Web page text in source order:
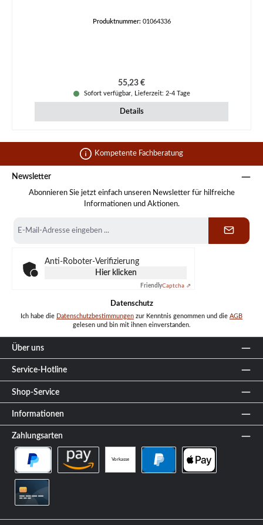
Produktnummer: 01064336
Regulärer Preis:
55,23 €
Sofort verfügbar, Lieferzeit: 2-4 Tage
Details
Kompetente Fachberatung
Newsletter
Abonnieren Sie jetzt einfach unseren Newsletter für hilfreiche
Informationen und Aktionen.
Mail-
Anti-Roboter-Verifizierung
Hier klicken
FriendlyCaptcha ⇗
Datenschutz
Ich habe die Datenschutzbestimmungen zur Kenntnis genommen und die AGB
gelesen und bin mit ihnen einverstanden.
Über uns
Service-Hotline
Shop-Service
Informationen
Zahlungsarten
Vorkasse
PayPal Später Bezahlen